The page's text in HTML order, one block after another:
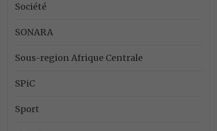
Société
SONARA
Sous-region Afrique Centrale
SPiC
Sport